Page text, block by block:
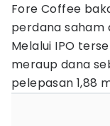
Fore Coffee
perdana saham
Melalui IPO
meraup dana
pelepasan 1,88